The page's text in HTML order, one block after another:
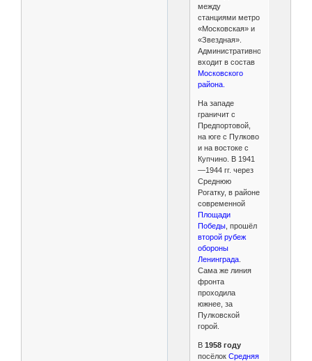
между
станциями метро
«Московская» и
«Звездная».
Административно
входит в состав
Московского
района.
На западе
граничит с
Предпортовой,
на юге с Пулково
и на востоке с
Купчино. В 1941
—1944 гг. через
Среднюю
Рогатку, в районе
современной
Площади
Победы, прошёл
второй рубеж
обороны
Ленинграда.
Сама же линия
фронта
проходила
южнее, за
Пулковской
горой.
В 1958 году
посёлокСредняя